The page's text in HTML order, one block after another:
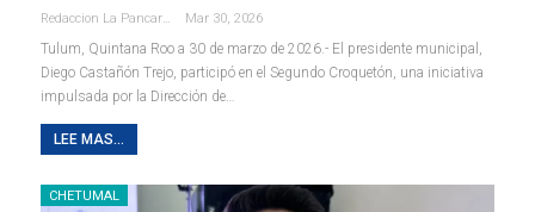
Redaccion La Pancarta De Quintana Roo Mar 30, 2026
Tulum, Quintana Roo a 30 de marzo de 2026.- El presidente municipal,
Diego Castañón Trejo, participó en el Segundo Croquetón, una iniciativa
impulsada por la Dirección de…
LEE MAS...
CHETUMAL